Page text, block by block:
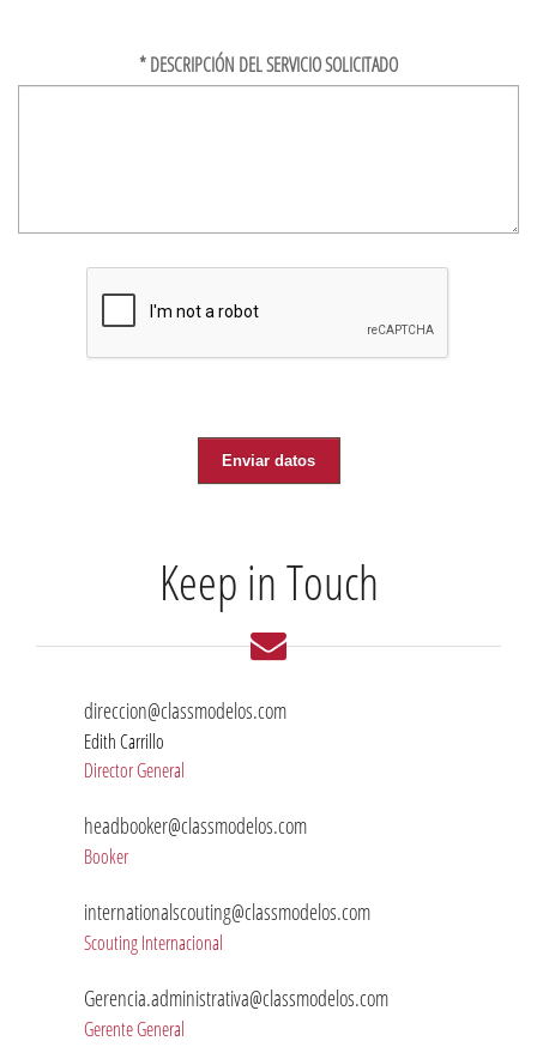
*DESCRIPCIÓN DEL SERVICIO SOLICITADO
Enviar datos
Keep in Touch
direccion@classmodelos.com
Edith Carrillo
Director General
headbooker@classmodelos.com
Booker
internationalscouting@classmodelos.com
Scouting Internacional
Gerencia.administrativa@classmodelos.com
Gerente General